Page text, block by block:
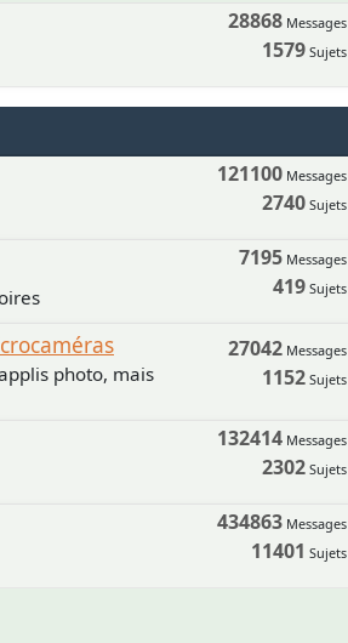
28868 Messages
1579 Sujets
121100 Messages
2740 Sujets
7195 Messages
419 Sujets
photo, mais
27042 Messages
1152 Sujets
132414 Messages
2302 Sujets
434863 Messages
11401 Sujets